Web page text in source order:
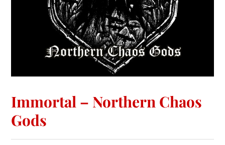
Immortal – Northern Chaos
Gods